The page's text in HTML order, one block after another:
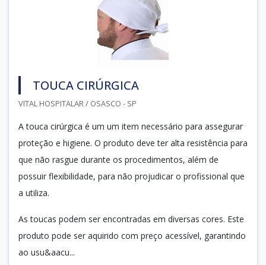
TOUCA CIRÚRGICA
VITAL HOSPITALAR / OSASCO - SP
A touca cirúrgica é um um item necessário para assegurar
proteção e higiene. O produto deve ter alta resistência para
que não rasgue durante os procedimentos, além de
possuir flexibilidade, para não projudicar o profissional que
a utiliza.
As toucas podem ser encontradas em diversas cores. Este
produto pode ser aquirido com preço acessível, garantindo
ao usu&aacu...